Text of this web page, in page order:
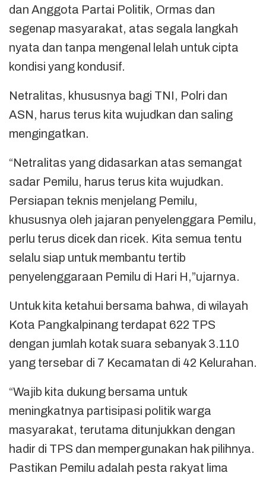
dan Anggota Partai Politik, Ormas dan
segenap masyarakat, atas segala langkah
nyata dan tanpa mengenal lelah untuk cipta
kondisi yang kondusif.
Netralitas, khususnya bagi TNI, Polri dan
ASN, harus terus kita wujudkan dan saling
mengingatkan.
“Netralitas yang didasarkan atas semangat
sadar Pemilu, harus terus kita wujudkan.
Persiapan teknis menjelang Pemilu,
khususnya oleh jajaran penyelenggara Pemilu,
perlu terus dicek dan ricek. Kita semua tentu
selalu siap untuk membantu tertib
penyelenggaraan Pemilu di Hari H,”ujarnya.
Untuk kita ketahui bersama bahwa, di wilayah
Kota Pangkalpinang terdapat 622 TPS
dengan jumlah kotak suara sebanyak 3.110
yang tersebar di 7 Kecamatan di 42 Kelurahan.
“Wajib kita dukung bersama untuk
meningkatnya partisipasi politik warga
masyarakat, terutama ditunjukkan dengan
hadir di TPS dan mempergunakan hak pilihnya.
Pastikan Pemilu adalah pesta rakyat lima